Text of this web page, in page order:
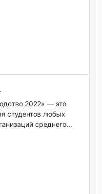
2022» — это
студентов любых
среднего...